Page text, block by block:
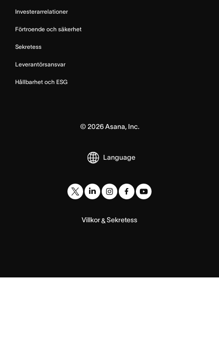
Investerarrelationer
Förtroende och säkerhet
Sekretess
Leverantörsansvar
Hållbarhet och ESG
© 2026Asana, Inc.
Language
Villkor&Sekretess